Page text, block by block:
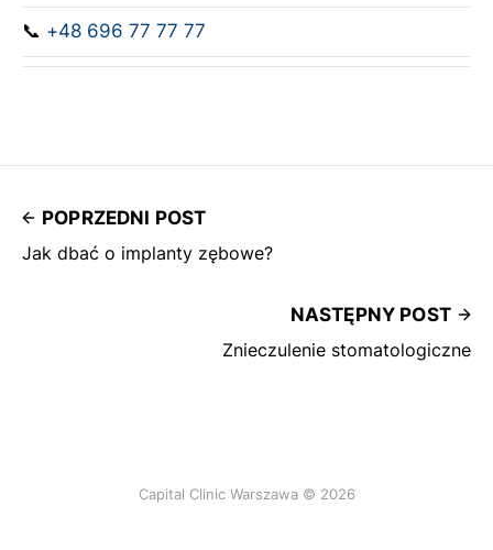
📞 +48 696 77 77 77
POPRZEDNI POST
Jak dbać o implanty zębowe?
NASTĘPNY POST
Znieczulenie stomatologiczne
Capital Clinic Warszawa © 2026